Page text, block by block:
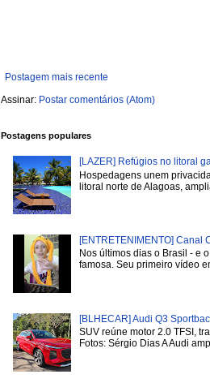
Postagem mais recente
Assinar: Postar comentários (Atom)
Postagens populares
[LAZER] Refúgios no litoral
Hospedagens unem
litoral norte de Alagoas,
[ENTRETENIMENTO] Canal
Nos últimos dias o Brasil - e
famosa. Seu primeiro vídeo
[BLHECAR] Audi Q3
SUV reúne motor 2.0 TFSI,
Fotos: Sérgio Dias A Audi